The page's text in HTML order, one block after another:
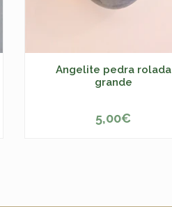
Angelite pedra rolada
grande
+
5,00€